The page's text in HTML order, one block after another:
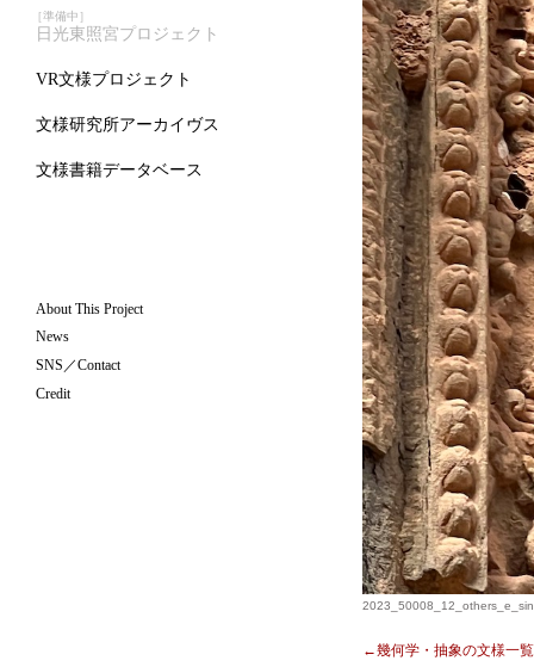
［準備中］
日光東照宮プロジェクト
VR文様プロジェクト
文様研究所アーカイヴス
文様書籍データベース
About This Project
News
SNS／Contact
Credit
←幾何学・抽象の文様一